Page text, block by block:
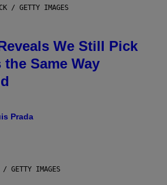
/ GETTY IMAGES
We Still Pick
Same Way
Prada
/ GETTY IMAGES